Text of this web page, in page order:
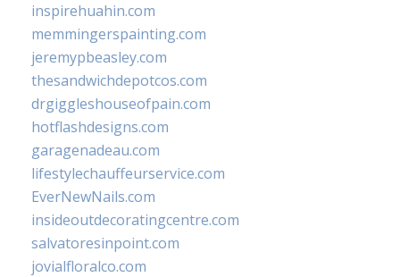
inspirehuahin.com
memmingerspainting.com
jeremypbeasley.com
thesandwichdepotcos.com
drgiggleshouseofpain.com
hotflashdesigns.com
garagenadeau.com
lifestylechauffeurservice.com
EverNewNails.com
insideoutdecoratingcentre.com
salvatoresinpoint.com
jovialfloralco.com